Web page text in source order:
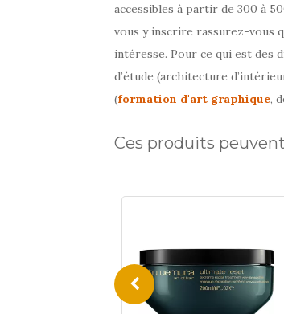
accessibles à partir de 300 à
vous y inscrire rassurez-vous
intéresse. Pour ce qui est des
d’étude (architecture
(formation d'art graphique,
Ces produits
Momox-
shop.fr